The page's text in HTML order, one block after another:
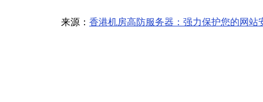
来源： 香港机房高防服务器：强力保护您的网站